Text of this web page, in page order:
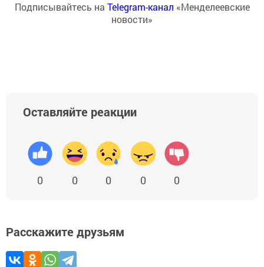
Подписывайтесь на Telegram-канал «Менделеевские
новости»
Оставляйте реакции
0 0 0 0 0
Расскажите друзьям